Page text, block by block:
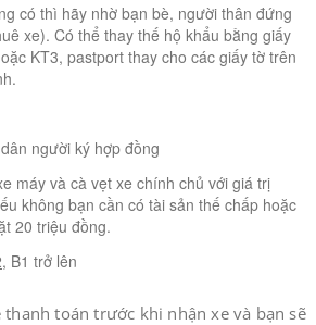
có thì hãy nhờ bạn bè, người thân đứng
xe). Có thể thay thế hộ khẩu bằng giấy
KT3, pastport thay cho các giấy tờ trên
người ký hợp đồng
máy và cà vẹt xe chính chủ với giá trị
không bạn cần có tài sản thế chấp hoặc
20 triệu đồng.
, B1 trở lên
thanh toán trước khi nhận xe và bạn sẽ